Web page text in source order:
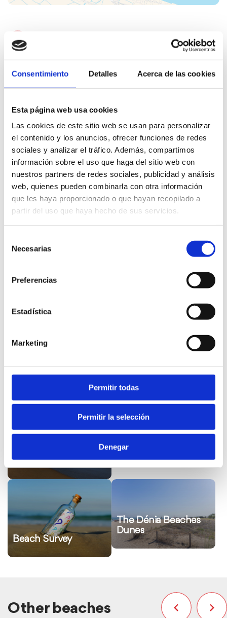
Consentimiento Detalles Acerca de las cookies
Esta página web usa cookies
Las cookies de este sitio web se usan para personalizar
el contenido y los anuncios, ofrecer funciones de redes
sociales y analizar el tráfico. Además, compartimos
información sobre el uso que haga del sitio web con
nuestros partners de redes sociales, publicidad y análisis
web, quienes pueden combinarla con otra información
que les haya proporcionado o que hayan recopilado a
partir del uso que haya hecho de sus servicios.
Necesarias
Preferencias
Estadística
Marketing
Permitir todas
Permitir la selección
Denegar
Location: From Riu Deva Street
sand.
Environmental richness:
Dunes with protected flora
Certifications:
Blue Flag 2026
más
Beach info channel
on Telegram
conditions from June
to September
Ver
información
Dogs on beaches:
más
información
Beach Survey
Ver
información
The Dénia Beaches
Dunes
Ver
información
Other beaches